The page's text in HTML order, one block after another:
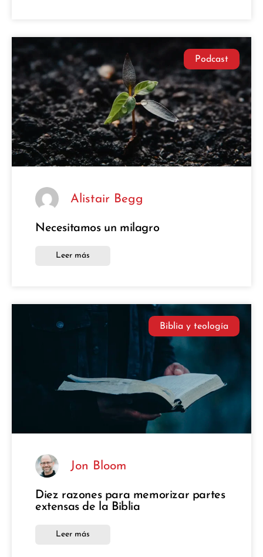
Podcast
Alistair Begg
Necesitamos un milagro
Leer más
Biblia y teología
Jon Bloom
Diez razones para memorizar partes
extensas de la Biblia
Leer más